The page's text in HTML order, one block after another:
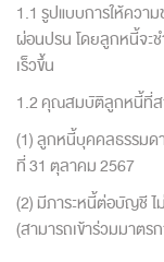
1.1 รูปแบบการให้ควา
ผ่อนปรน โดยลูกหนี้จะ
เร็วขึ้น
1.2 คุณสมบัติลูกหนี้ที่ส
(1) ลูกหนี้บุคคลธรรมด
ที่ 31 ตุลาคม 2567
(2) มีภาระหนี้ต่อบัญชี ไ
(สามารถเข้าร่วมมาตร